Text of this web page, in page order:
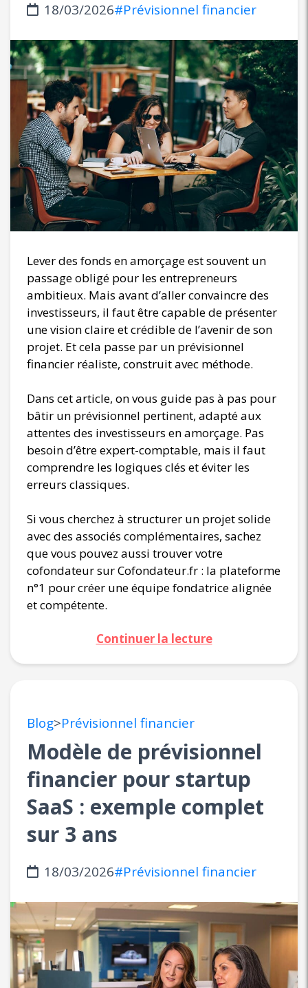
18/03/2026#Prévisionnel financier
Lever des fonds en amorçage est souvent un
passage obligé pour les entrepreneurs
ambitieux. Mais avant d’aller convaincre des
investisseurs, il faut être capable de présenter
une vision claire et crédible de l’avenir de son
projet. Et cela passe par un prévisionnel
financier réaliste, construit avec méthode.
Dans cet article, on vous guide pas à pas pour
bâtir un prévisionnel pertinent, adapté aux
attentes des investisseurs en amorçage. Pas
besoin d’être expert-comptable, mais il faut
comprendre les logiques clés et éviter les
erreurs classiques.
Si vous cherchez à structurer un projet solide
avec des associés complémentaires, sachez
que vous pouvez aussi trouver votre
cofondateur sur Cofondateur.fr : la plateforme
n°1 pour créer une équipe fondatrice alignée
et compétente.
Continuer la lecture
Blog>Prévisionnel financier
Modèle de prévisionnel
financier pour startup
SaaS : exemple complet
sur 3 ans
18/03/2026#Prévisionnel financier